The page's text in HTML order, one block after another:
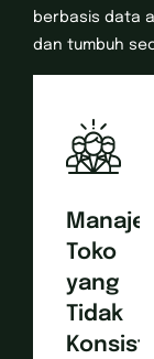
berbasis data
dan tumbuh
Toko
yang
Tidak